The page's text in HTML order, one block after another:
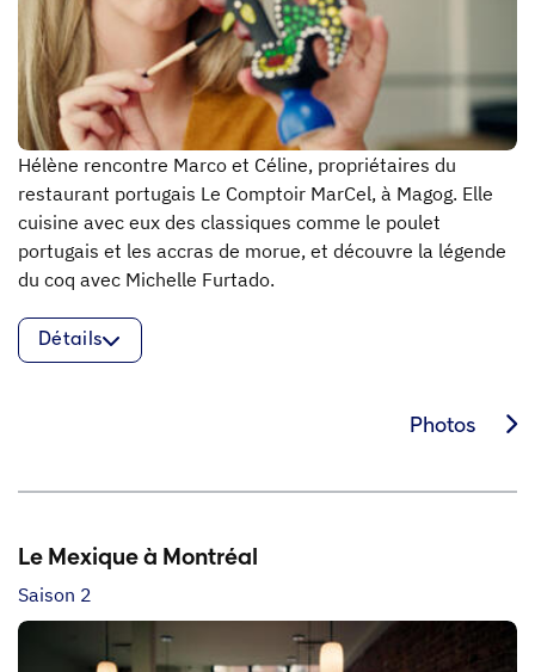
Hélène rencontre Marco et Céline, propriétaires du
restaurant portugais Le Comptoir MarCel, à Magog. Elle
cuisine avec eux des classiques comme le poulet
portugais et les accras de morue, et découvre la légende
du coq avec Michelle Furtado.
Détails
Photos
Le Mexique à Montréal
Saison 2